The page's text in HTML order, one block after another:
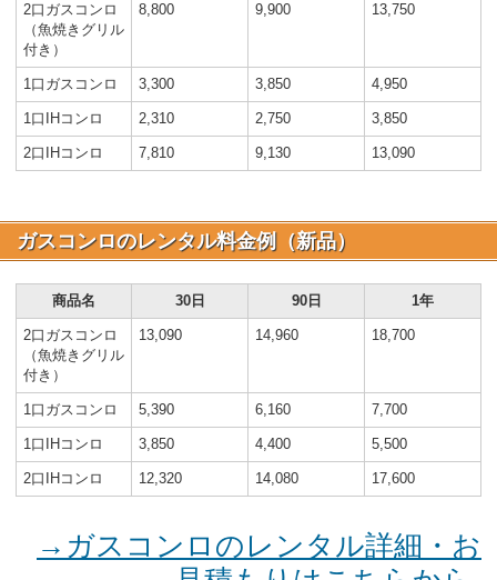
2口ガスコンロ
（魚焼きグリル
付き）
8,800 9,900 13,750
1口ガスコンロ 3,300 3,850 4,950
1口IHコンロ 2,310 2,750 3,850
2口IHコンロ 7,810 9,130 13,090
ガスコンロのレンタル料金例（新品）
商品名 30日 90日 1年
2口ガスコンロ
（魚焼きグリル
付き）
13,090 14,960 18,700
1口ガスコンロ 5,390 6,160 7,700
1口IHコンロ 3,850 4,400 5,500
2口IHコンロ 12,320 14,080 17,600
→ガスコンロのレンタル詳細・お